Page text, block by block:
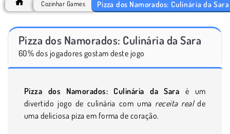
Cozinhar Games Pizza dos Namorados: Culinária da Sara
Pizza dos Namorados: Culinária da Sara
60% dos jogadores gostam deste jogo
Pizza dos Namorados: Culinária da Sara é um
divertido jogo de culinária com uma receita realde
uma deliciosa piza em forma de coração.